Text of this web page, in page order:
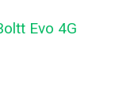
Evo 4G